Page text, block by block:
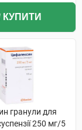
КУПИТИ
гранули для
250 мг/5